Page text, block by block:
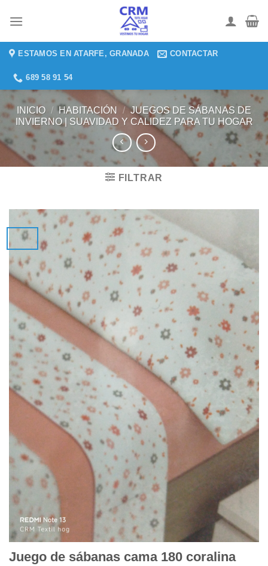
ESTAMOS EN ATARFE, GRANADA CONTACTAR
689 58 91 54
INICIO / HABITACIÓN / JUEGOS DE SÁBANAS DE
INVIERNO | SUAVIDAD Y CALIDEZ PARA TU HOGAR
FILTRAR
Juego de sábanas cama 180 coralina